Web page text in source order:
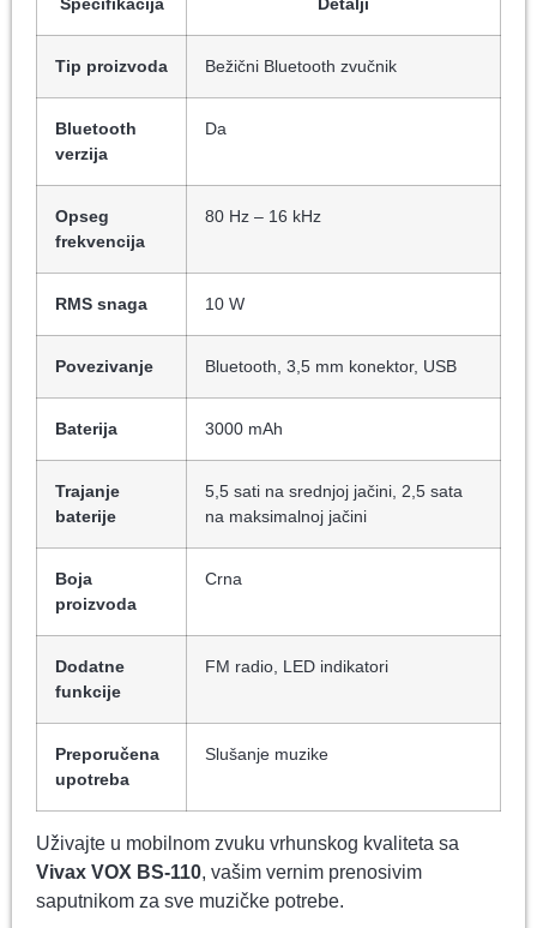
Tip proizvoda Bežični Bluetooth zvučnik
Bluetooth
verzija
Da
Opseg
frekvencija
80 Hz – 16 kHz
RMS snaga 10 W
Povezivanje Bluetooth, 3,5 mm konektor, USB
Baterija 3000 mAh
Trajanje
baterije
5,5 sati na srednjoj jačini, 2,5 sata
na maksimalnoj jačini
Boja
proizvoda
Crna
Dodatne
funkcije
FM radio, LED indikatori
Preporučena
upotreba
Slušanje muzike
Uživajte u mobilnom zvuku vrhunskog kvaliteta sa
Vivax VOX BS-110, vašim vernim prenosivim
saputnikom za sve muzičke potrebe.